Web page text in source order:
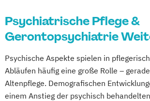
Gerontopsychiatrie
Gerontopsychiatrische
Grundqualifikation Migrantinnen
Migranten in der Pflege
Heilpädagoge
Heimleitung in der Alten- und
Behindertenpflege
§87 b des GKV und §45b des SGB
Fachkraft für Hygiene und
Fachpfleger für Palliativ- und
Fachwirt im Gesundheits- und
(IHK)
Psychiatrische Pflege &
Gerontopsychiatrie
Psychische Aspekte spielen in
Abläufen häufig eine große Rolle –
Altenpflege. Demografischen
einem Anstieg der psychisch